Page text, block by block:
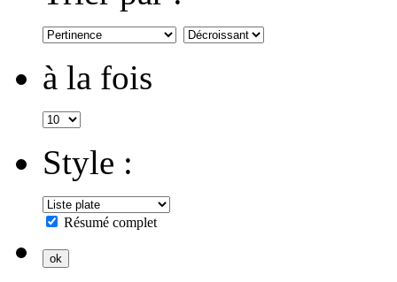
à la fois
Style :
Résumé complet